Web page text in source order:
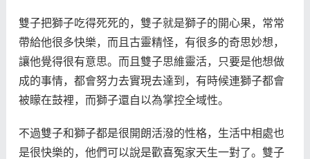
雙子把獅子吃得死死的，雙子就是獅子的開心果，常常
帶給他很多快樂，而且古靈精怪，有很多的奇思妙想，
讓他覺得很有意思。而且雙子思維靈活，只要是他想做
成的事情，都會努力去實現去達到，有時候連獅子都會
被矇在鼓裡，而獅子還自以為掌控全域性。
不過雙子和獅子都是很開朗活潑的性格，生活中相處也
是很快樂的，他們可以說是歡喜冤家天生一對了。雙子